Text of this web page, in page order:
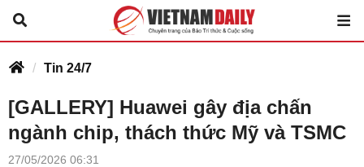
Tin 24/7
[GALLERY] Huawei gây địa chấn
ngành chip, thách thức Mỹ và TSMC
27/05/2026 06:31